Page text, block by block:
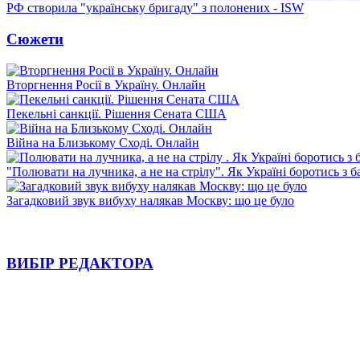
РФ створила "українську бригаду" з полонених - ISW
Сюжети
Вторгнення Росії в Україну. Онлайн
Пекельні санкції. Рішення Сената США
Війна на Близькому Сході. Онлайн
"Полювати на лучника, а не на стрілу". Як Україні боротись з
Загадковий звук вибуху налякав Москву: що це було
ВИБІР РЕДАКТОРА